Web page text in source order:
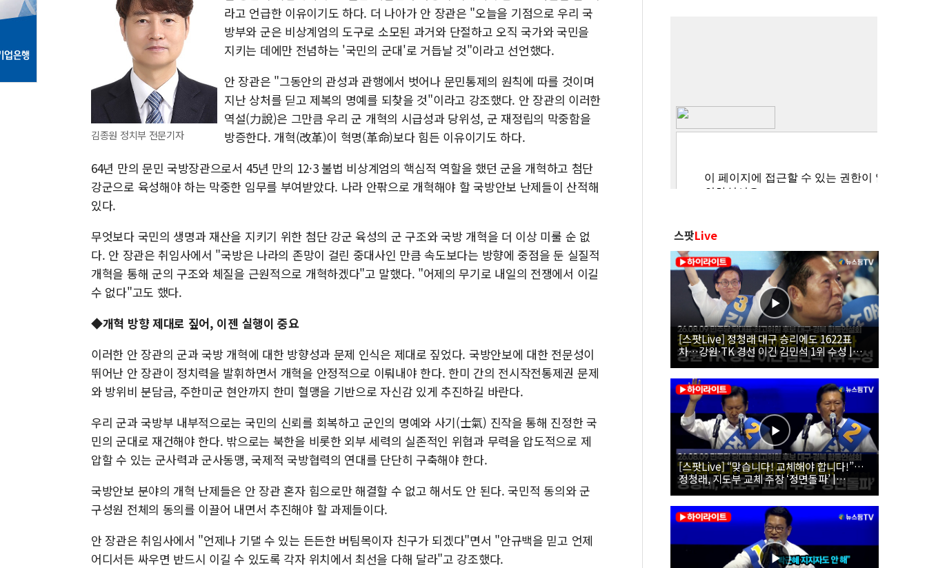
김종원 정치부 전문기자
라고 언급한 이유이기도 하다. 더 나아가 안 장관은 "오늘을 기점으로 우리 국
방부와 군은 비상계엄의 도구로 소모된 과거와 단절하고 오직 국가와 국민을
지키는 데에만 전념하는 '국민의 군대'로 거듭날 것"이라고 선언했다.
안 장관은 "그동안의 관성과 관행에서 벗어나 문민통제의 원칙에 따를 것이며
지난 상처를 딛고 제복의 명예를 되찾을 것"이라고 강조했다. 안 장관의 이러한
역설(力說)은 그만큼 우리 군 개혁의 시급성과 당위성, 군 재정립의 막중함을
방증한다. 개혁(改革)이 혁명(革命)보다 힘든 이유이기도 하다.
64년 만의 문민 국방장관으로서 45년 만의 12·3 불법 비상계엄의 핵심적 역할을 했던 군을 개혁하고 첨단
강군으로 육성해야 하는 막중한 임무를 부여받았다. 나라 안팎으로 개혁해야 할 국방안보 난제들이 산적해
있다.
무엇보다 국민의 생명과 재산을 지키기 위한 첨단 강군 육성의 군 구조와 국방 개혁을 더 이상 미룰 순 없
다. 안 장관은 취임사에서 "국방은 나라의 존망이 걸린 중대사인 만큼 속도보다는 방향에 중점을 둔 실질적
개혁을 통해 군의 구조와 체질을 근원적으로 개혁하겠다"고 말했다. "어제의 무기로 내일의 전쟁에서 이길
수 없다"고도 했다.
◆개혁 방향 제대로 짚어, 이젠 실행이 중요
이러한 안 장관의 군과 국방 개혁에 대한 방향성과 문제 인식은 제대로 짚었다. 국방안보에 대한 전문성이
뛰어난 안 장관이 정치력을 발휘하면서 개혁을 안정적으로 이뤄내야 한다. 한미 간의 전시작전통제권 문제
와 방위비 분담금, 주한미군 현안까지 한미 혈맹을 기반으로 자신감 있게 추진하길 바란다.
우리 군과 국방부 내부적으로는 국민의 신뢰를 회복하고 군인의 명예와 사기(士氣) 진작을 통해 진정한 국
민의 군대로 재건해야 한다. 밖으로는 북한을 비롯한 외부 세력의 실존적인 위협과 무력을 압도적으로 제
압할 수 있는 군사력과 군사동맹, 국제적 국방협력의 연대를 단단히 구축해야 한다.
국방안보 분야의 개혁 난제들은 안 장관 혼자 힘으로만 해결할 수 없고 해서도 안 된다. 국민적 동의와 군
구성원 전체의 동의를 이끌어 내면서 추진해야 할 과제들이다.
안 장관은 취임사에서 "언제나 기댈 수 있는 든든한 버팀목이자 친구가 되겠다"면서 "안규백을 믿고 언제
어디서든 싸우면 반드시 이길 수 있도록 각자 위치에서 최선을 다해 달라"고 강조했다.
스팟Live
[스팟Live] 정청래 대구 승리에도 1622표
차…강원·TK 경선 이긴 김민석 1위 수성 |
26.08.09 더불어민주당 당대표·최고위원 후
보 대구·경북 합동연설회
[스팟Live] “맞습니다! 교체해야 합니다!”…
정청래, 지도부 교체 주장 ‘정면돌파’ |
26.08.09 더불어민주당 당대표·최고위원 후
보 대구·경북 합동연설회